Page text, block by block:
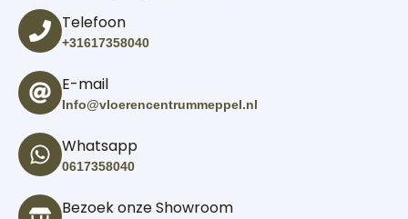
Telefoon
+31617358040
E-mail
Info@vloerencentrummeppel.nl
Whatsapp
0617358040
Bezoek onze Showroom